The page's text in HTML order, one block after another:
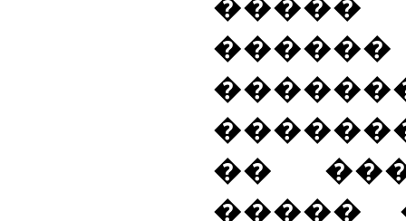
������
��
�����